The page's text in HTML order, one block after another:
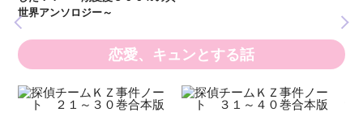
恋愛、キュンとする話